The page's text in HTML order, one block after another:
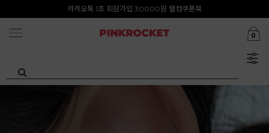
첫구매 특가존 50%
0